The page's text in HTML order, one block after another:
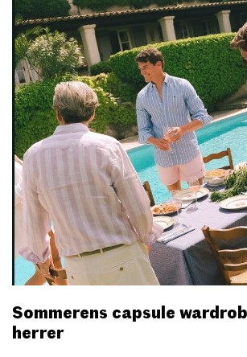
Sommerens capsule
herrer